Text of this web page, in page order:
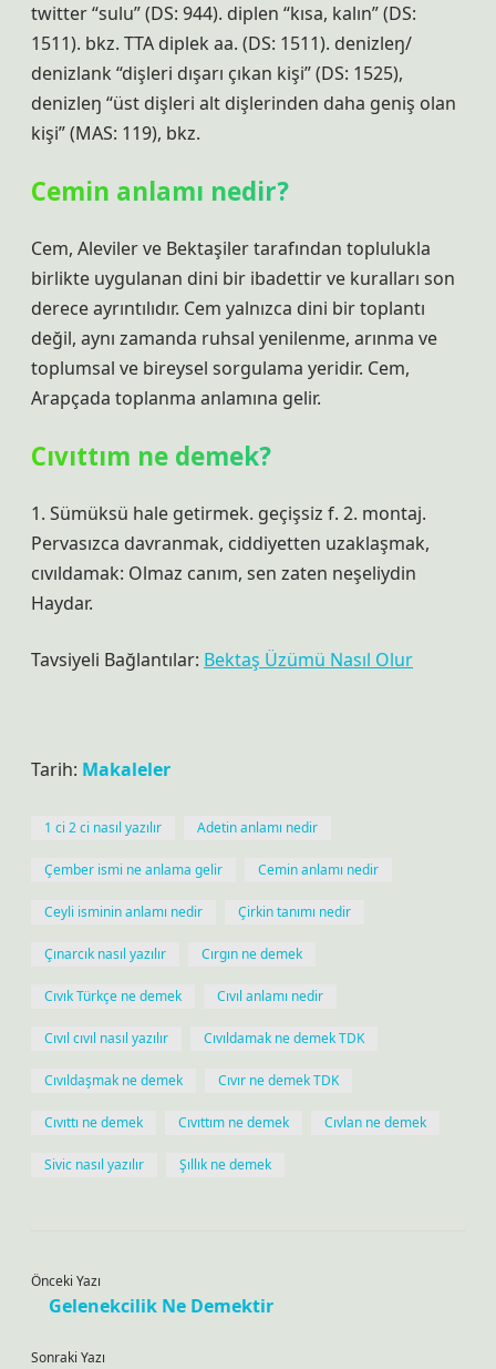
twitter “sulu” (DS: 944). diplen “kısa, kalın” (DS:
1511). bkz. TTA diplek aa. (DS: 1511). denizleŋ/
denizlank “dişleri dışarı çıkan kişi” (DS: 1525),
denizleŋ “üst dişleri alt dişlerinden daha geniş olan
kişi” (MAS: 119), bkz.
Cemin anlamı nedir?
Cem, Aleviler ve Bektaşiler tarafından toplulukla
birlikte uygulanan dini bir ibadettir ve kuralları son
derece ayrıntılıdır. Cem yalnızca dini bir toplantı
değil, aynı zamanda ruhsal yenilenme, arınma ve
toplumsal ve bireysel sorgulama yeridir. Cem,
Arapçada toplanma anlamına gelir.
Cıvıttım ne demek?
1. Sümüksü hale getirmek. geçişsiz f. 2. montaj.
Pervasızca davranmak, ciddiyetten uzaklaşmak,
cıvıldamak: Olmaz canım, sen zaten neşeliydin
Haydar.
Tavsiyeli Bağlantılar: Bektaş Üzümü Nasıl Olur
Tarih: Makaleler
1 ci 2 ci nasıl yazılır Adetin anlamı nedir
Çember ismi ne anlama gelir Cemin anlamı nedir
Ceyli isminin anlamı nedir Çirkin tanımı nedir
Çınarcık nasıl yazılır Cırgın ne demek
Cıvık Türkçe ne demek Cıvıl anlamı nedir
Cıvıl cıvıl nasıl yazılır Cıvıldamak ne demek TDK
Cıvıldaşmak ne demek Cıvır ne demek TDK
Cıvıttı ne demek Cıvıttım ne demek Cıvlan ne demek
Sivic nasıl yazılır Şıllık ne demek
Önceki Yazı
Gelenekcilik Ne Demektir
Sonraki Yazı